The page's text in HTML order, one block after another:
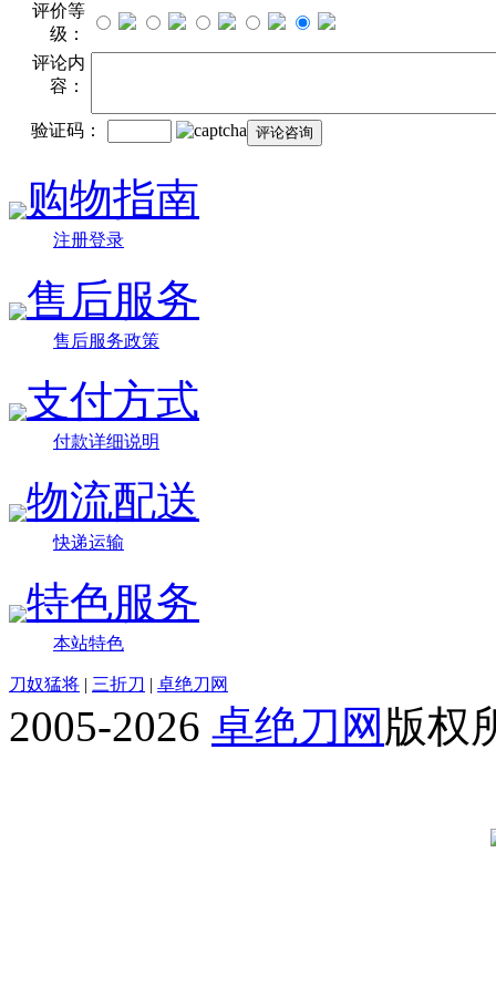
评价等
级：
评论内
容：
验证码：
购物指南
注册登录
售后服务
售后服务政策
支付方式
付款详细说明
物流配送
快递运输
特色服务
本站特色
刀奴猛将 | 三折刀 | 卓绝刀网
2005-2026 卓绝刀网 版权